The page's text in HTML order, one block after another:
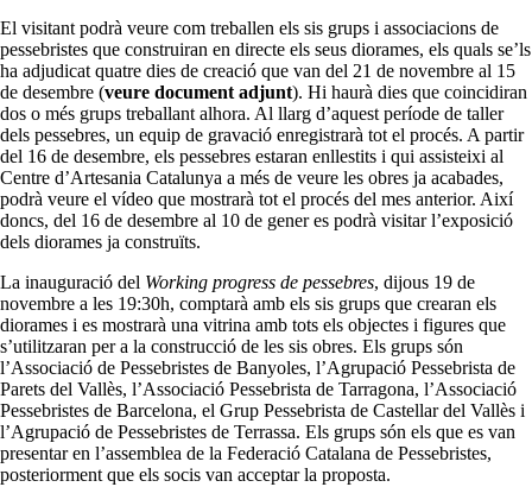
El visitant podrà veure com treballen els sis grups i associacions de
pessebristes que construiran en directe els seus diorames, els quals se’ls
ha adjudicat quatre dies de creació que van del 21 de novembre al 15
de desembre (veure document adjunt). Hi haurà dies que coincidiran
dos o més grups treballant alhora. Al llarg d’aquest període de taller
dels pessebres, un equip de gravació enregistrarà tot el procés. A partir
del 16 de desembre, els pessebres estaran enllestits i qui assisteixi al
Centre d’Artesania Catalunya a més de veure les obres ja acabades,
podrà veure el vídeo que mostrarà tot el procés del mes anterior. Així
doncs, del 16 de desembre al 10 de gener es podrà visitar l’exposició
dels diorames ja construïts.
La inauguració del Working progress de pessebres, dijous 19 de
novembre a les 19:30h, comptarà amb els sis grups que crearan els
diorames i es mostrarà una vitrina amb tots els objectes i figures que
s’utilitzaran per a la construcció de les sis obres. Els grups són
l’Associació de Pessebristes de Banyoles, l’Agrupació Pessebrista de
Parets del Vallès, l’Associació Pessebrista de Tarragona, l’Associació
Pessebristes de Barcelona, el Grup Pessebrista de Castellar del Vallès i
l’Agrupació de Pessebristes de Terrassa. Els grups són els que es van
presentar en l’assemblea de la Federació Catalana de Pessebristes,
posteriorment que els socis van acceptar la proposta.